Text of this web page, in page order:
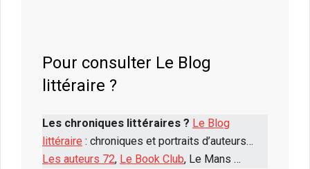
Pour consulter Le Blog
littéraire ?
Les chroniques littéraires ? Le Blog
littéraire : chroniques et portraits d’auteurs…
Les auteurs 72, Le Book Club, Le Mans …